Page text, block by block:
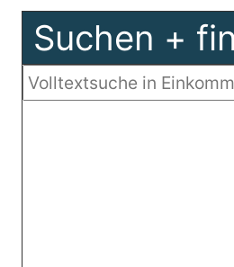
Suchen +